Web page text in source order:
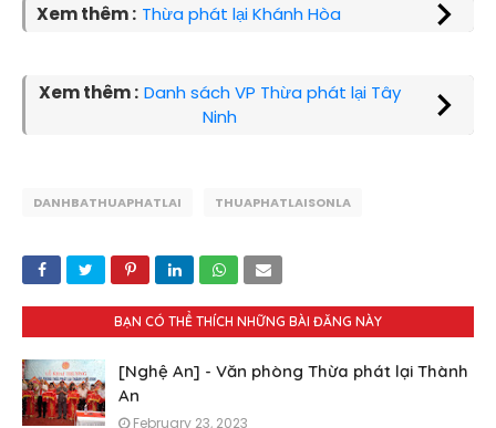
Xem thêm : Thừa phát lại Khánh Hòa
Xem thêm : Danh sách VP Thừa phát lại Tây
Ninh
DANHBATHUAPHATLAI THUAPHATLAISONLA
BẠN CÓ THỂ THÍCH NHỮNG BÀI ĐĂNG NÀY
[Nghệ An] - Văn phòng Thừa phát lại Thành
An
February 23, 2023